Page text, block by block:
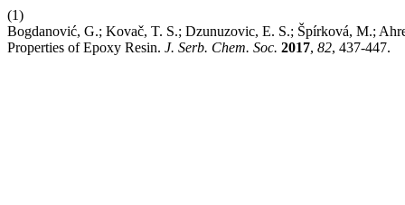
(1)
Bogdanović, G.; Kovač, T. S.; Dzunuzovic, E. S.; Špírková, M.;
Properties of Epoxy Resin. J. Serb. Chem. Soc. 2017, 82, 437-447.